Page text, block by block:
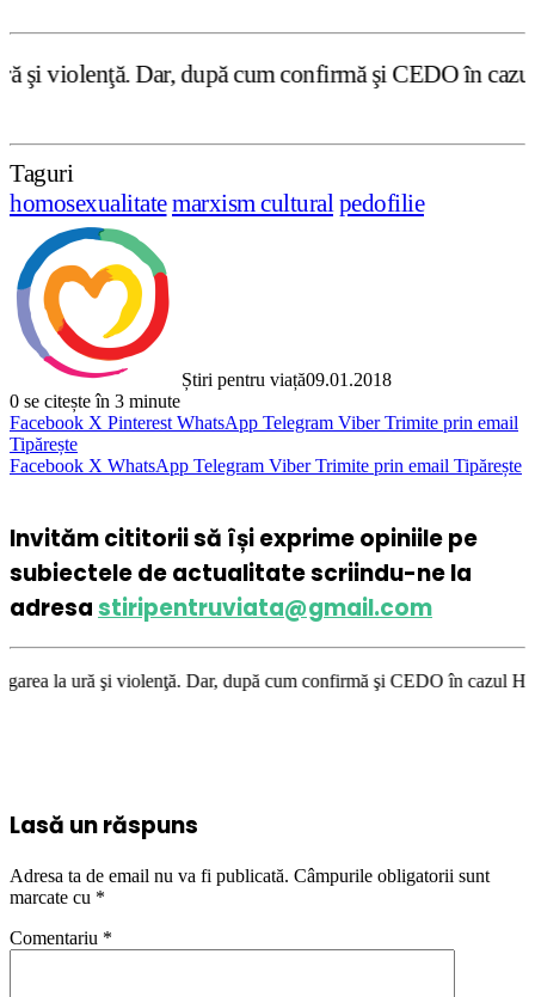
cum confirmă şi CEDO în cazul Handyside vs.
Taguri
homosexualitatemarxism cultural pedofilie
Știri pentru viață09.01.2018
0 se citește în 3 minute
Facebook X Pinterest WhatsApp Telegram Viber Trimite prin email
Tipărește
Facebook X WhatsApp Telegram Viber Trimite prin email Tipărește
Invităm cititorii să își exprime opiniile pe
subiectele de actualitate scriindu-ne la
adresastiripentruviata@gmail.com
Dar, după cum confirmă şi CEDO în cazul Handyside vs. UK
Lasă un răspuns
Adresa ta de email nu va fi publicată. Câmpurile obligatorii sunt
marcate cu *
Comentariu *